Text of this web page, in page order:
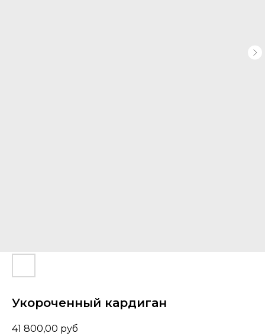
Укороченный кардиган
41 800,00 руб